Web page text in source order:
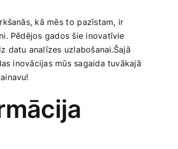
kā mēs⁤ to⁢ pazīstam, ‍ir
Pēdējos gados šie inovatīvie
datu analīzes uzlabošanai.Šajā​
inovācijas mūs sagaida ‌tuvākajā